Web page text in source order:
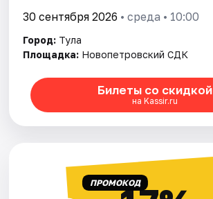
30 сентября 2026 • среда • 10:00
Город: Тула
Площадка: Новопетровский СДК
Билеты со скидкой
на Kassir.ru
ПРОМОКОД